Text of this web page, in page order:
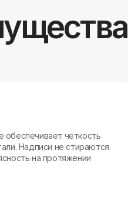
четкость
Надписи не стираются
на протяжении